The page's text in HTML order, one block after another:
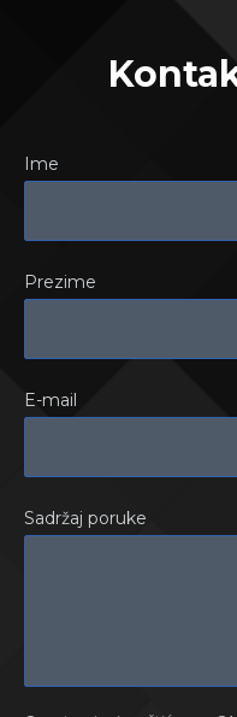
Ime
Prezime
E-mail
Sadržaj poruke